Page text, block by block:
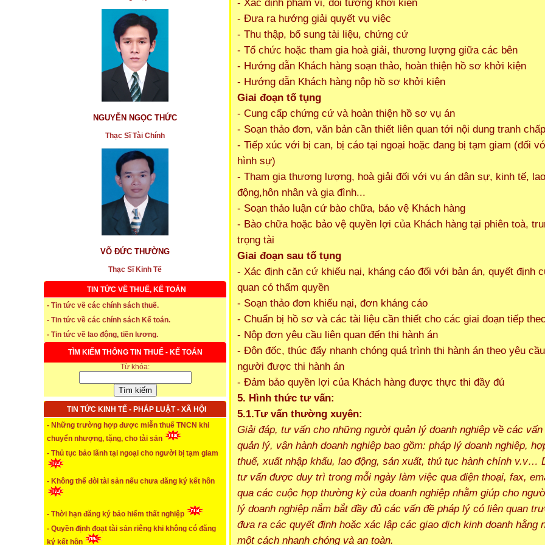
NGUYỄN NGỌC THỨC
Thạc Sĩ Tài Chính
VÕ ĐỨC THƯỜNG
Thạc Sĩ Kinh Tế
TIN TỨC VỀ THUẾ, KẾ TOÁN
- Tin tức về các chính sách thuế.
- Tin tức về các chính sách Kế toán.
- Tin tức về lao động, tiền lương.
TÌM KIẾM THÔNG TIN THUẾ - KẾ TOÁN
Từ khóa:
TIN TỨC KINH TẾ - PHÁP LUẬT - XÃ HỘI
- Những trường hợp được miễn thuế TNCN khi
chuyển nhượng, tặng, cho tài sản
- Thủ tục bảo lãnh tại ngoại cho người bị tạm giam
- Không thể đòi tài sản nếu chưa đăng ký kết hôn
- Thời hạn đăng ký bảo hiểm thất nghiệp
- Quyền định đoạt tài sản riêng khi không có đăng
ký kết hôn
* Thời hạn đăng ký bảo hiểm thất nghiệp
...xem chi tiết
* Thời hiệu xử phạt trong xây dựng
...xem chi tiết
* NHẬN SINH VIÊN THỰC TẬP
...xem chi tiết
* ĐÀO TẠO KẾ TOÁN THỰC HÀNH
* TUYỂN DỤNG KẾ TOÁN (thường xuyên)
...xem chi tiết
* Cách chọn màu phù hợp theo phong thuỷ
- Xác định phạm vi, đối tượng khởi kiện
- Đưa ra hướng giải quyết vụ việc
- Thu thập, bổ sung tài liệu, chứng cứ
- Tổ chức hoặc tham gia hoà giải, thương lượng giữa các bên
- Hướng dẫn Khách hàng soạn thảo, hoàn thiện hồ sơ khởi kiện
- Hướng dẫn Khách hàng nộp hồ sơ khởi kiện
Giai đoạn tố tụng
- Cung cấp chứng cứ và hoàn thiện hồ sơ vụ án
- Soạn thảo đơn, văn bản cần thiết liên quan tới nội dung tranh chấp
- Tiếp xúc với bị can, bị cáo tại ngoại hoặc đang bị tạm giam (đối
hình sự)
- Tham gia thương lượng, hoà giải đối với vụ án dân sự, kinh tế, lao
động,hôn nhân và gia đình...
- Soạn thảo luận cứ bào chữa, bảo vệ Khách hàng
- Bào chữa hoặc bảo vệ quyền lợi của Khách hàng tại phiên toà,
trọng tài
Giai đoạn sau tố tụng
- Xác định căn cứ khiếu nại, kháng cáo đối với bản án, quyết định
quan có thẩm quyền
- Soạn thảo đơn khiếu nại, đơn kháng cáo
- Chuẩn bị hồ sơ và các tài liệu cần thiết cho các giai đoạn tiếp
- Nộp đơn yêu cầu liên quan đến thi hành án
- Đôn đốc, thúc đẩy nhanh chóng quá trình thi hành án theo yêu
người được thi hành án
- Đảm bảo quyền lợi của Khách hàng được thực thi đầy đủ
5. Hình thức tư vấn:
5.1.Tư vấn thường xuyên:
Giải đáp, tư vấn cho những người quản lý doanh nghiệp về các vấn
quản lý, vận hành doanh nghiệp bao gồm: pháp lý doanh nghiệp,
thuế, xuất nhập khẩu, lao động, sản xuất, thủ tục hành chính v.v…
tư vấn được duy trì trong mỗi ngày làm việc qua điện thoại, fax,
qua các cuộc họp thường kỳ của doanh nghiệp nhằm giúp cho
lý doanh nghiệp nắm bắt đầy đủ các vấn đề pháp lý có liên quan
đưa ra các quyết định hoặc xác lập các giao dịch kinh doanh hằng
một cách nhanh chóng và an toàn.